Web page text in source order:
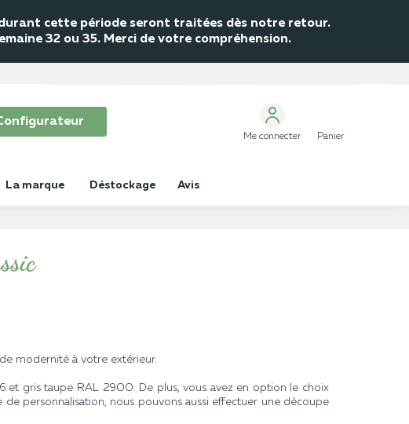
cette période seront traitées dès notre retour.
32 ou 35. Merci de votre compréhension.
Me connecter Panier
La marque Déstockage Avis
modernité à votre extérieur.
et gris taupe RAL 2900. De plus, vous avez en option le choix
personnalisation, nous pouvons aussi effectuer une découpe